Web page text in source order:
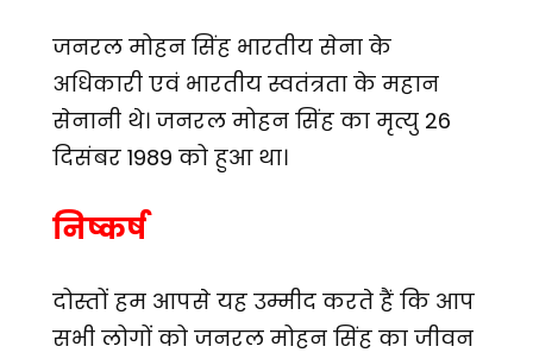
जनरल मोहन सिंह भारतीय सेना के
अधिकारी एवं भारतीय स्वतंत्रता के महान
सेनानी थे। जनरल मोहन सिंह का मृत्यु 26
दिसंबर 1989 को हुआ था।
निष्कर्ष
दोस्तों हम आपसे यह उम्मीद करते हैं कि आप
सभी लोगों को जनरल मोहन सिंह का जीवन